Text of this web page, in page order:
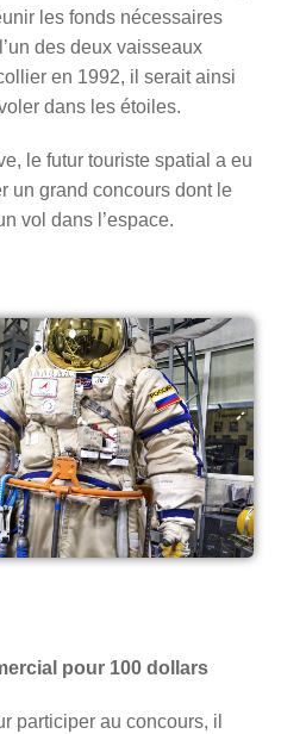
les fonds nécessaires
des deux vaisseaux
en 1992, il serait ainsi
dans les étoiles.
le futur touriste spatial a eu
un grand concours dont le
vol dans l’espace.
pour 100 dollars
participer au concours, il